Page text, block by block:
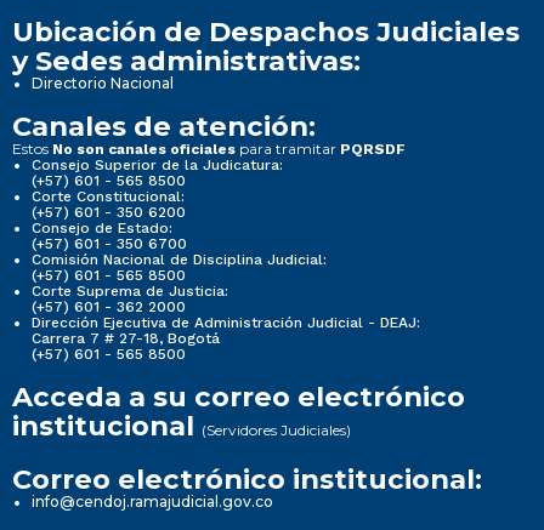
Ubicación de Despachos Judiciales
y Sedes administrativas:
Directorio Nacional
Canales de atención:
Estos No son canales oficiales para tramitar PQRSDF
Consejo Superior de la Judicatura:
(+57) 601 - 565 8500
Corte Constitucional:
(+57) 601 - 350 6200
Consejo de Estado:
(+57) 601 - 350 6700
Comisión Nacional de Disciplina Judicial:
(+57) 601 - 565 8500
Corte Suprema de Justicia:
(+57) 601 - 362 2000
Dirección Ejecutiva de Administración Judicial - DEAJ:
Carrera 7 # 27-18, Bogotá
(+57) 601 - 565 8500
Acceda a su correo electrónico
institucional (Servidores Judiciales)
Correo electrónico institucional:
info@cendoj.ramajudicial.gov.co